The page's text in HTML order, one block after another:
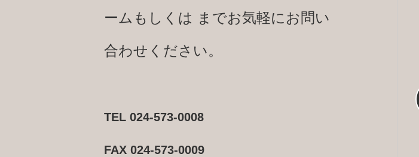
ームもしくは までお気軽にお問い
合わせください。
TEL 024-573-0008
FAX 024-573-0009